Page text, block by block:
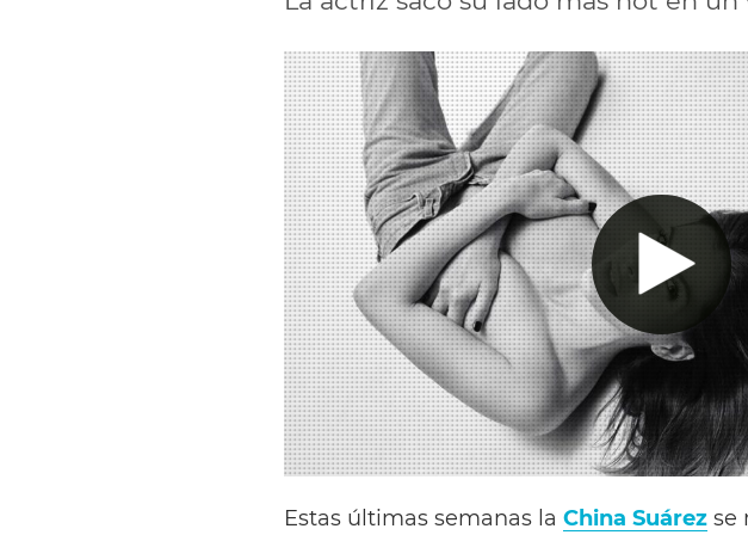
Estas últimas semanas la China Suárez se